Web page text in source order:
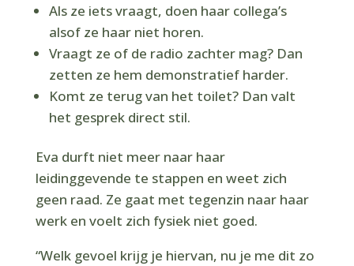
Als ze iets vraagt, doen haar collega’s
alsof ze haar niet horen.
Vraagt ze of de radio zachter mag? Dan
zetten ze hem demonstratief harder.
Komt ze terug van het toilet? Dan valt
het gesprek direct stil.
Eva durft niet meer naar haar
leidinggevende te stappen en weet zich
geen raad. Ze gaat met tegenzin naar haar
werk en voelt zich fysiek niet goed.
“Welk gevoel krijg je hiervan, nu je me dit zo